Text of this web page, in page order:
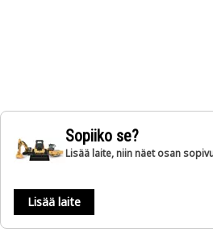
Sopiiko se?
Lisää laite, niin näet osan
Lisää laite